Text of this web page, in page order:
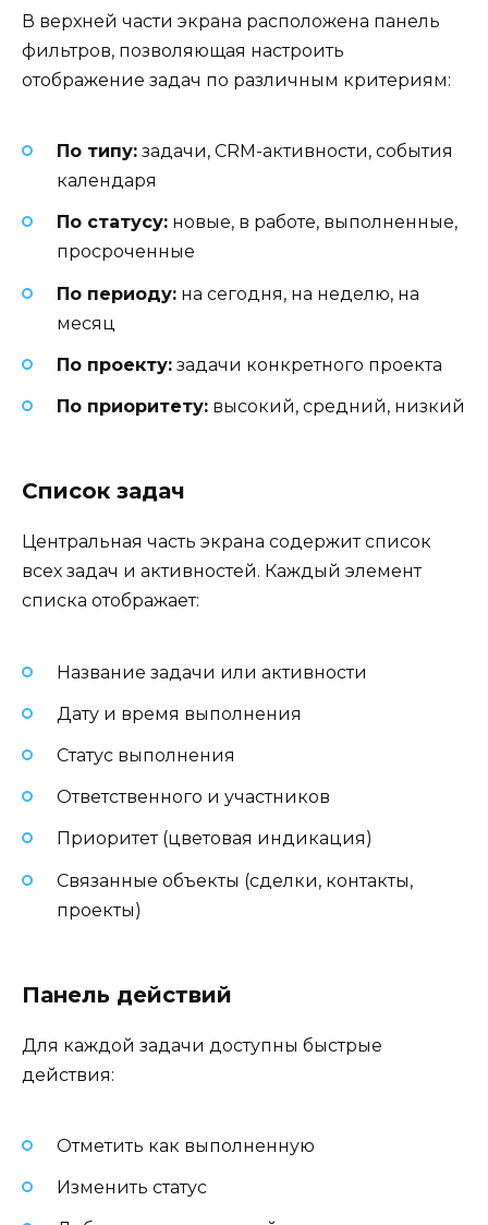
В верхней части экрана расположена панель
фильтров, позволяющая настроить
отображение задач по различным критериям:
По типу: задачи, CRM-активности, события
календаря
По статусу: новые, в работе, выполненные,
просроченные
По периоду: на сегодня, на неделю, на
месяц
По проекту: задачи конкретного проекта
По приоритету: высокий, средний, низкий
Список задач
Центральная часть экрана содержит список
всех задач и активностей. Каждый элемент
списка отображает:
Название задачи или активности
Дату и время выполнения
Статус выполнения
Ответственного и участников
Приоритет (цветовая индикация)
Связанные объекты (сделки, контакты,
проекты)
Панель действий
Для каждой задачи доступны быстрые
действия:
Отметить как выполненную
Изменить статус